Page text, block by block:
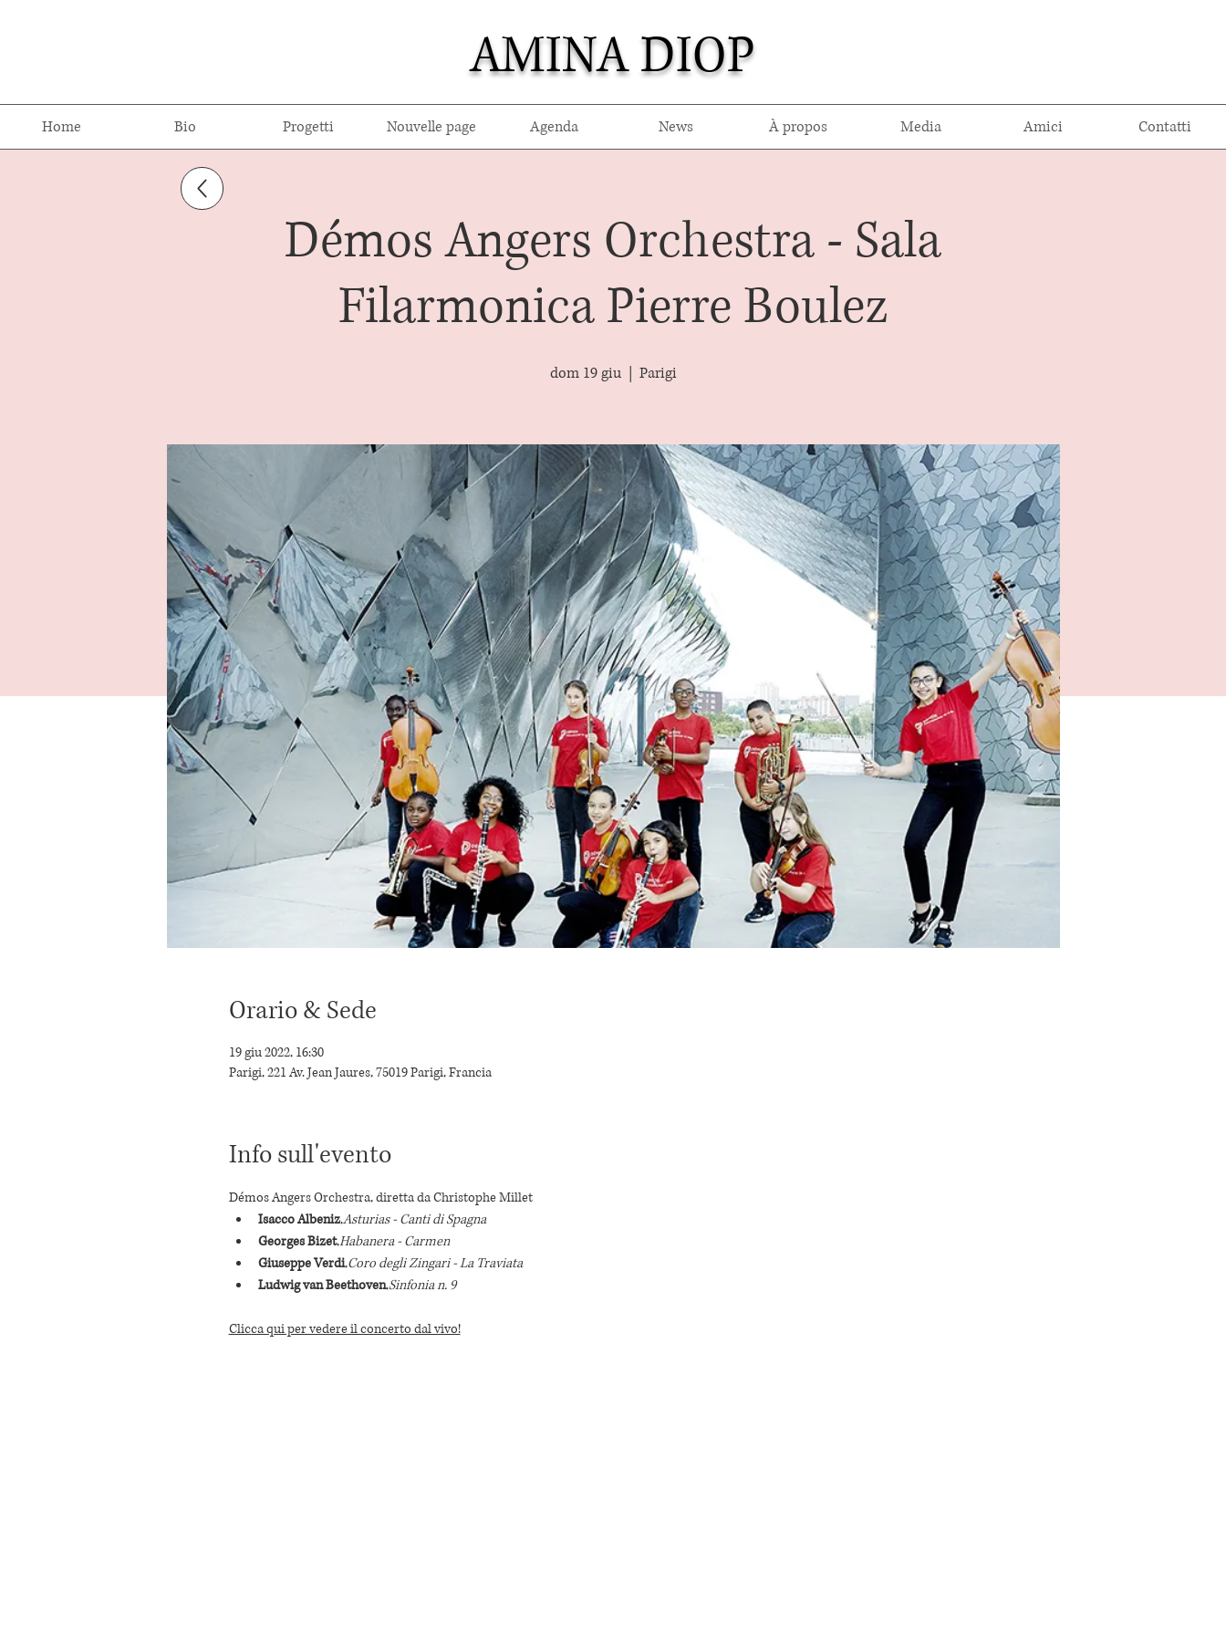
AMINA DIOP
Home Bio Progetti Nouvelle page Agenda News À propos Media Amici Contatti
Démos Angers Orchestra - Sala
Filarmonica Pierre Boulez
dom 19 giu
  |
Parigi
Orario & Sede
19 giu 2022, 16:30
Parigi, 221 Av. Jean Jaures, 75019 Parigi, Francia
Info sull'evento
Démos Angers Orchestra, diretta da Christophe Millet
Isacco Albeniz,Asturias - Canti di Spagna
Georges Bizet,Habanera - Carmen
Giuseppe Verdi,Coro degli Zingari - La Traviata
Ludwig van Beethoven,Sinfonia n. 9
Clicca qui per vedere il concerto dal vivo!